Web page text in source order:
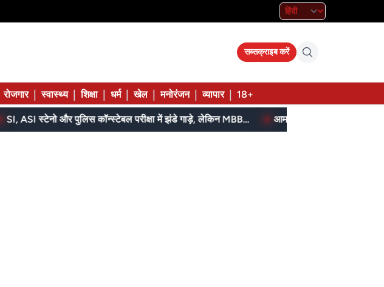
सब्सक्राइब करें
रोजगार स्वास्थ्य शिक्षा धर्म खेल मनोरंजन व्यापार 18+
SI, ASI स्टेनो और पुलिस कॉन्स्टेबल परीक्षा में झंडे गाड़े, लेकिन MBBS सीट नहीं मिला, पढ़िए शहडोल संभाग के शुभांगी की कहा